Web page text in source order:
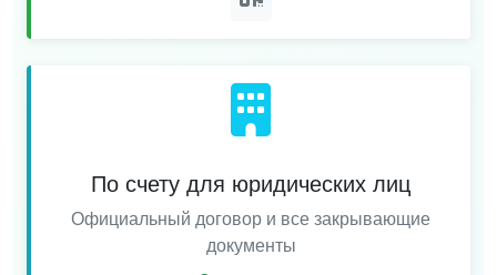
По счету для юридических лиц
Официальный договор и все закрывающие
документы